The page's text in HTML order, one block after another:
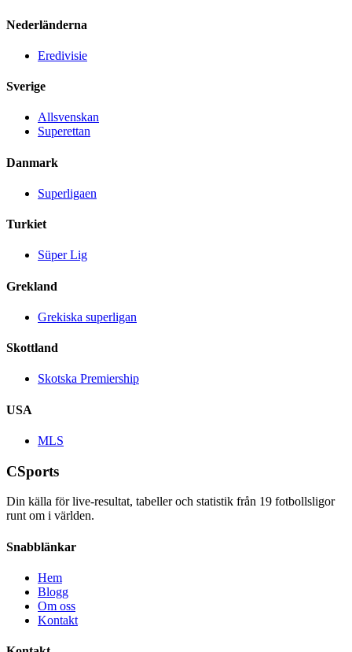
Nederländerna
Eredivisie
Sverige
Allsvenskan
Superettan
Danmark
Superligaen
Turkiet
Süper Lig
Grekland
Grekiska superligan
Skottland
Skotska Premiership
USA
MLS
CSports
Din källa för live-resultat, tabeller och statistik från 19 fotbollsligor
runt om i världen.
Snabblänkar
Hem
Blogg
Om oss
Kontakt